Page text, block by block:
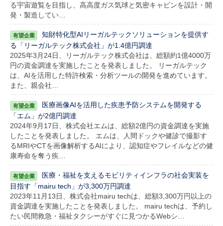
る宇宙遊覧を目指し、高高度ガス気球と気密キャビンを設計・開
発・製造してい…
知財特化型AIリーガルテックソリューションを提供す
る「リーガルテック株式会社」が1.4億円調達
2025年3月24日、リーガルテック株式会社は、総額約1億4000万
円の資金調達を実施したことを発表しました。 リーガルテック
は、AIを活用した特許検索・分析ツールの開発を進めています。
また、親会社…
医療画像AIを活用した疾患予防システムを開発する
「エム」が2億円調達
2024年9月17日、株式会社エムは、総額2億円の資金調達を実施
したことを発表しました。 エムは、人間ドックや健診で撮影す
るMRIやCTを画像解析するAIにより、認知症やフレイルなどの健
康寿命を奪う疾…
医療・福祉を支えるモビリティインフラの社会実装を
目指す「mairu tech」が3,300万円調達
2023年11月13日、株式会社mairu techは、総額3,300万円以上の
資金調達を実施したことを発表しました。 mairu techは、予約し
たい民間救急・福祉タクシーがすぐに見つかるWebシ…